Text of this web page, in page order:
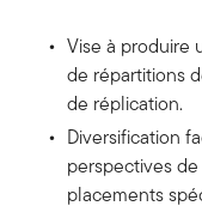
Vise à produire
de répartitions
de réplication.
Diversification
perspectives
placements